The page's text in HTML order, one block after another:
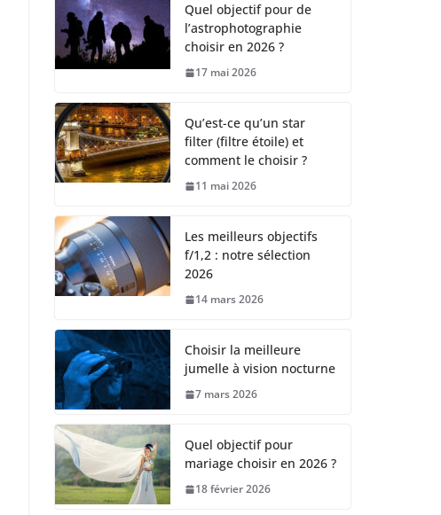
Quel objectif pour de
l’astrophotographie
choisir en 2026 ?
17 mai 2026
Qu’est-ce qu’un star
filter (filtre étoile) et
comment le choisir ?
11 mai 2026
Les meilleurs objectifs
f/1,2 : notre sélection
2026
14 mars 2026
Choisir la meilleure
jumelle à vision nocturne
7 mars 2026
Quel objectif pour
mariage choisir en 2026 ?
18 février 2026